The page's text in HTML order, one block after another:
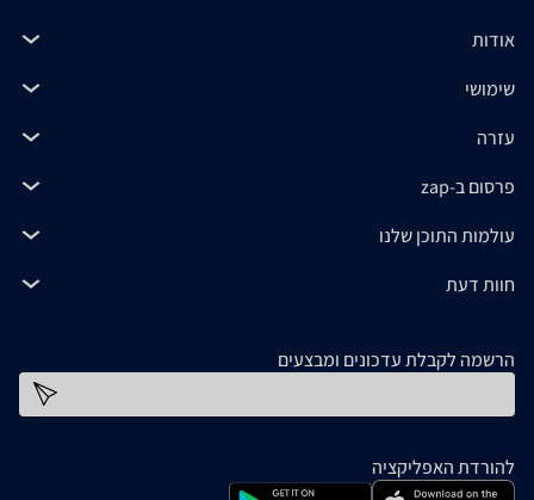
אודות
שימושי
עזרה
פרסום ב-zap
עולמות התוכן שלנו
חוות דעת
הרשמה לקבלת עדכונים ומבצעים
להורדת האפליקציה